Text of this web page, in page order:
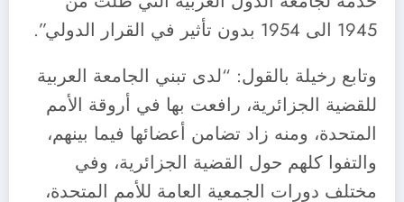
1945 الى 1954 بدون تأثير في القرار الدولي”.
وتابع رخيلة بالقول: “لدى تبني الجامعة العربية
للقضية الجزائرية، رافعت بها في أروقة الأمم
المتحدة، ومنه زاد تضامن أعضائها فيما بينهم،
والتفوا كلهم حول القضية الجزائرية، وفي
مختلف دورات الجمعية العامة للأمم المتحدة،